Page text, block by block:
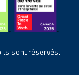
sont réservés.